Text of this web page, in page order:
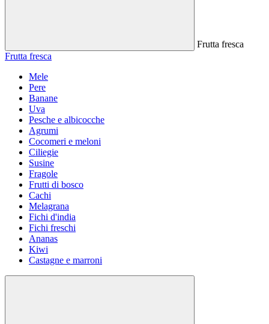
Frutta fresca
Frutta fresca
Mele
Pere
Banane
Uva
Pesche e albicocche
Agrumi
Cocomeri e meloni
Ciliegie
Susine
Fragole
Frutti di bosco
Cachi
Melagrana
Fichi d'india
Fichi freschi
Ananas
Kiwi
Castagne e marroni